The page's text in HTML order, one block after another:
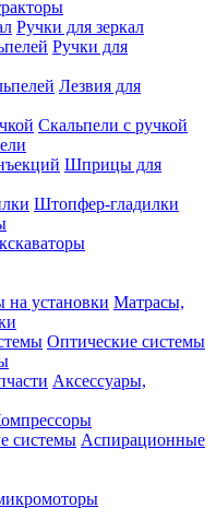
Ручки для зеркал
Ручки для
Лезвия для
Скальпели с ручкой
Шприцы для
Штопфер-гладилки
Матрасы,
Оптические системы
Аксессуары,
Аспирационные